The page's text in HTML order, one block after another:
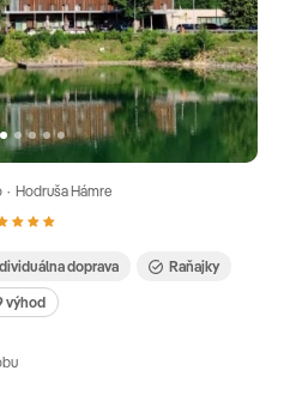
Hodruša Hámre
doprava
Raňajky
výhod